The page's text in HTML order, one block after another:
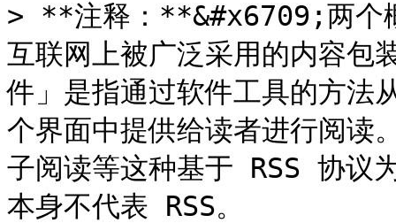
> **注释：**&#x6709;两个
互联网上被广泛采用的内容包
件」是指通过软件工具的方
个界面中提供给读者进行阅
子阅读等这种基于 RSS 协议
本身不代表 RSS。